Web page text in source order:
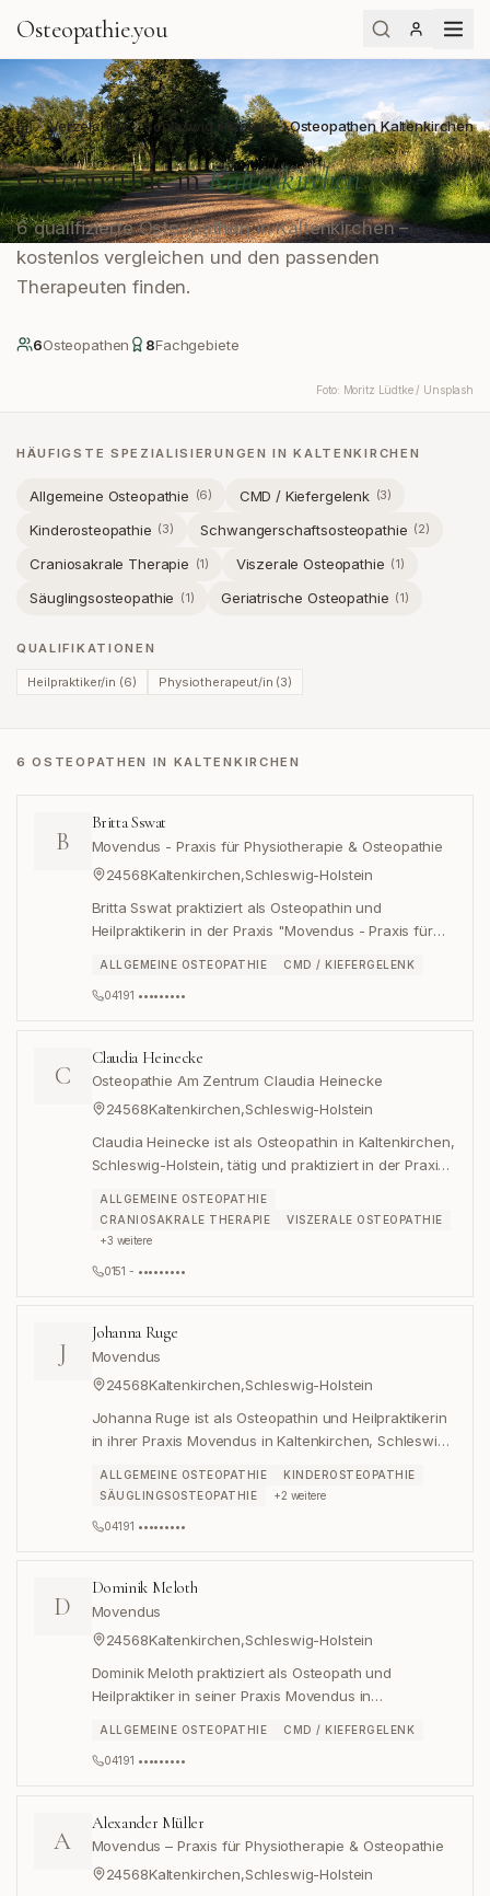
Osteopathie.you
StartVerzeichnis Schleswig-Holstein Osteopathen Kaltenkirchen
Osteopathie inKaltenkirchen
6 qualifizierte Osteopathen in Kaltenkirchen –
kostenlos vergleichen und den passenden
Therapeuten finden.
6Osteopathen 8Fachgebiete
Foto: Moritz Lüdtke / Unsplash
HÄUFIGSTE SPEZIALISIERUNGEN INKALTENKIRCHEN
Allgemeine Osteopathie (6) CMD / Kiefergelenk (3)
Kinderosteopathie (3) Schwangerschaftsosteopathie (2)
Craniosakrale Therapie (1) Viszerale Osteopathie (1)
Säuglingsosteopathie (1) Geriatrische Osteopathie (1)
QUALIFIKATIONEN
Heilpraktiker/in (6) Physiotherapeut/in (3)
6 OSTEOPATHEN IN KALTENKIRCHEN
B
Britta Sswat
Movendus - Praxis für Physiotherapie & Osteopathie
24568Kaltenkirchen,Schleswig-Holstein
Britta Sswat praktiziert als Osteopathin und
Heilpraktikerin in der Praxis "Movendus - Praxis für
ALLGEMEINE OSTEOPATHIE CMD / KIEFERGELENK
04191 •••••••••
C
Claudia Heinecke
Osteopathie Am Zentrum Claudia Heinecke
24568Kaltenkirchen,Schleswig-Holstein
Claudia Heinecke ist als Osteopathin in Kaltenkirchen,
Schleswig-Holstein, tätig und praktiziert in der Praxis
ALLGEMEINE OSTEOPATHIE
CRANIOSAKRALE THERAPIE
VISZERALE OSTEOPATHIE
+3 weitere
0151 - •••••••••
J
Johanna Ruge
Movendus
24568Kaltenkirchen,Schleswig-Holstein
Johanna Ruge ist als Osteopathin und Heilpraktikerin
in ihrer Praxis Movendus in Kaltenkirchen, Schleswig-
ALLGEMEINE OSTEOPATHIE
KINDEROSTEOPATHIE
SÄUGLINGSOSTEOPATHIE
+2 weitere
04191 •••••••••
D
Dominik Meloth
Movendus
24568Kaltenkirchen,Schleswig-Holstein
Dominik Meloth praktiziert als Osteopath und
Heilpraktiker in seiner Praxis Movendus in
ALLGEMEINE OSTEOPATHIE CMD / KIEFERGELENK
04191 •••••••••
A
Alexander Müller
Movendus – Praxis für Physiotherapie & Osteopathie
24568Kaltenkirchen,Schleswig-Holstein